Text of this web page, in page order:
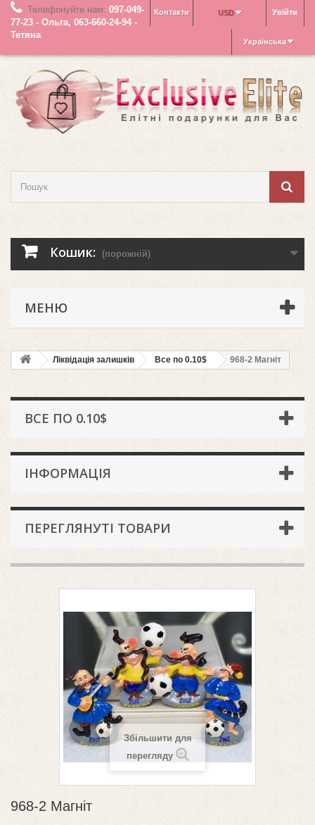
Увійти
USD
Контакти
Телефонуйте нам: 097-049-
77-23 - Ольга, 063-660-24-94 -
Тетяна
Українська
Кошик: (порожній)
МЕНЮ
Ліквідація залишків Все по 0.10$ 968-2 Магніт
ВСЕ ПО 0.10$
ІНФОРМАЦІЯ
ПЕРЕГЛЯНУТІ ТОВАРИ
Збільшити для
перегляду
968-2 Магніт